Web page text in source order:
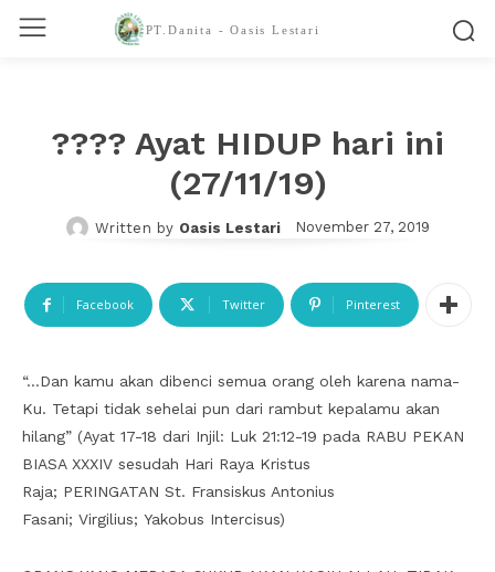
PT.Danita - Oasis Lestari
???? Ayat HIDUP hari ini
(27/11/19)
Written by Oasis Lestari November 27, 2019
Facebook Twitter Pinterest
“…Dan kamu akan dibenci semua orang oleh karena nama-
Ku. Tetapi tidak sehelai pun dari rambut kepalamu akan
hilang” (Ayat 17-18 dari Injil: Luk 21:12-19 pada RABU PEKAN
BIASA XXXIV sesudah Hari Raya Kristus
Raja; PERINGATAN St. Fransiskus Antonius
Fasani; Virgilius; Yakobus Intercisus)